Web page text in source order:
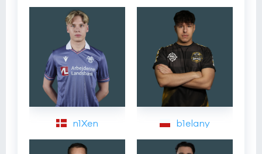
n1Xen b1elany